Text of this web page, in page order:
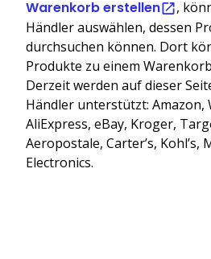
Warenkorb erstellen
,
Händler auswählen, dessen
durchsuchen können. Dort
Produkte zu einem
Derzeit werden auf dieser
Händler unterstützt: Amazon,
AliExpress, eBay, Kroger,
Aeropostale, Carter’s, Kohl’s,
Electronics.